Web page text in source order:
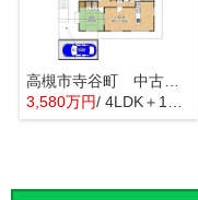
高槻市寺谷町 中古戸建
3,580万円/ 4LDK＋1S(納戸)